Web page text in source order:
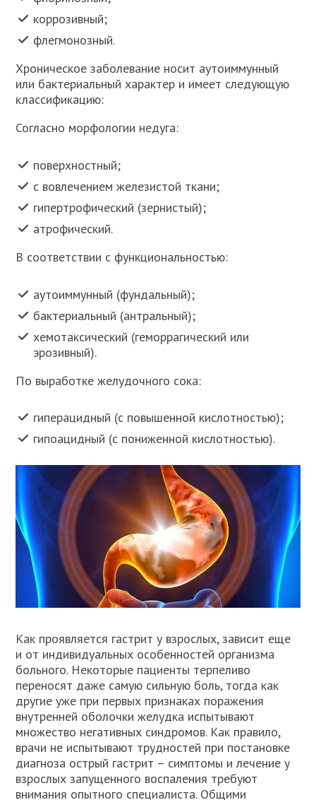
коррозивный;
флегмонозный.
Хроническое заболевание носит аутоиммунный
или бактериальный характер и имеет следующую
классификацию:
Согласно морфологии недуга:
поверхностный;
с вовлечением железистой ткани;
гипертрофический (зернистый);
атрофический.
В соответствии с функциональностью:
аутоиммунный (фундальный);
бактериальный (антральный);
хемотаксический (геморрагический или
эрозивный).
По выработке желудочного сока:
гиперацидный (с повышенной кислотностью);
гипоацидный (с пониженной кислотностью).
Как проявляется гастрит у взрослых, зависит еще
и от индивидуальных особенностей организма
больного. Некоторые пациенты терпеливо
переносят даже самую сильную боль, тогда как
другие уже при первых признаках поражения
внутренней оболочки желудка испытывают
множество негативных синдромов. Как правило,
врачи не испытывают трудностей при постановке
диагноза острый гастрит – симптомы и лечение у
взрослых запущенного воспаления требуют
внимания опытного специалиста. Общими